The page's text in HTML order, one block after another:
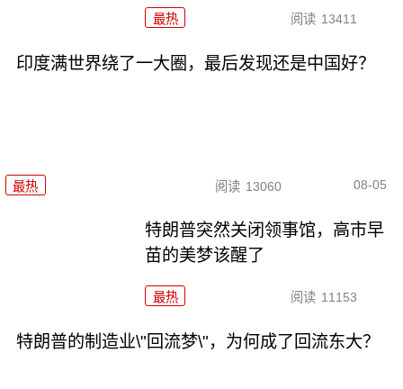
最热 阅读 13411
印度满世界绕了一大圈，最后发现还是中国好？
最热 阅读 13060 08-05
特朗普突然关闭领事馆，高市早
苗的美梦该醒了
最热 阅读 11153
特朗普的制造业\"回流梦\"，为何成了回流东大？